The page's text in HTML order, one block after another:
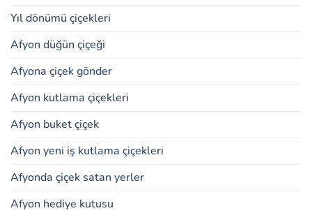
Yıl dönümü çiçekleri
Afyon düğün çiçeği
Afyona çiçek gönder
Afyon kutlama çiçekleri
Afyon buket çiçek
Afyon yeni iş kutlama çiçekleri
Afyonda çiçek satan yerler
Afyon hediye kutusu